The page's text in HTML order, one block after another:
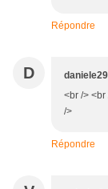
Répondre
D daniele29
<br />
/>
Répondre